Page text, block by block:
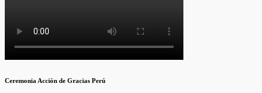
Ceremonia Acción de Gracias Perú